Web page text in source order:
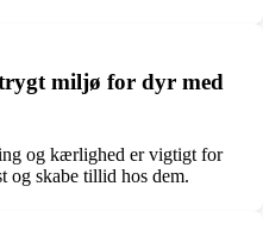
miljø for dyr med
og kærlighed er vigtigt for
og skabe tillid hos dem.